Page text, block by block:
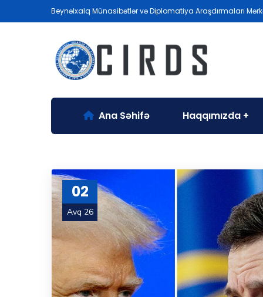
Beynəlxalq Münasibətlər və Diplomatiya Araşdırmaları
Ana Səhifə Haqqımızda
02
Avq 26